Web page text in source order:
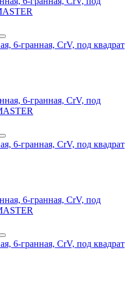
6-гранная, СrV, под квадрат
6-гранная, СrV, под квадрат
6-гранная, СrV, под квадрат